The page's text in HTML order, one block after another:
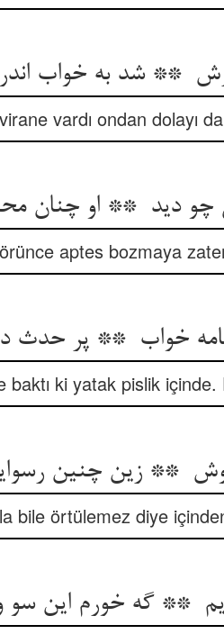
virane vardı ondan dolayı
aptes bozmaya
baktı ki yatak pislik
bile örtülemez diye